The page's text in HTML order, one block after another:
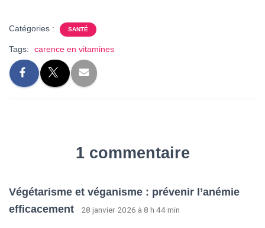
Catégories : SANTÉ
Tags: carence en vitamines
1 commentaire
Végétarisme et véganisme : prévenir l’anémie
efficacement · 28 janvier 2026 à 8 h 44 min